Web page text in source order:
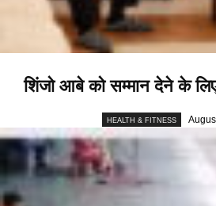
शिंजो आबे को सम्मान देने के
HEALTH & FITNESS